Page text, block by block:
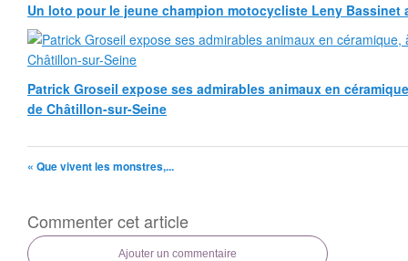
Un loto pour le jeune champion motocycliste Leny Bassinet
Patrick Groseil expose ses admirables animaux en
de Châtillon-sur-Seine
« Que vivent les monstres,...
Commenter cet article
Ajouter un commentaire